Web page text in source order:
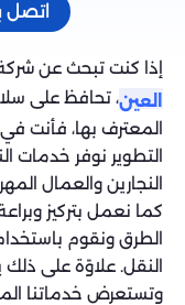
اتصل
إذا كنت تبحث عن
العين، تحافظ على
المعترف بها، فأنت
التطوير نوفر
النجارين والعمال
كما نعمل بتركيز
الطرق ونقوم
النقل. علاوًة على ذلك
وتستعرض خدماتنا